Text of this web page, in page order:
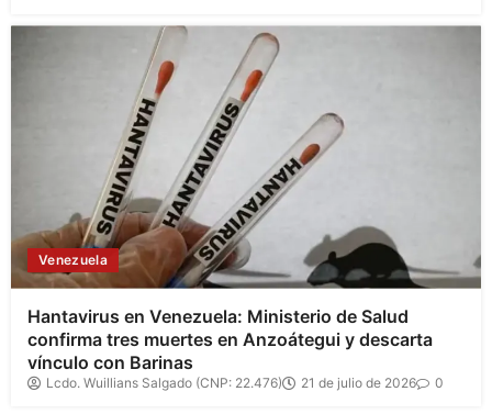
Venezuela
Hantavirus en Venezuela: Ministerio de Salud
confirma tres muertes en Anzoátegui y descarta
vínculo con Barinas
Lcdo. Wuillians Salgado (CNP: 22.476) 21 de julio de 2026 0